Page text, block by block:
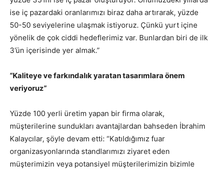
ise iç pazardaki oranlarımızı biraz daha artırarak, yüzde
50-50 seviyelerine ulaşmak istiyoruz. Çünkü yurt içine
yönelik de çok ciddi hedeflerimiz var. Bunlardan biri de ilk
3’ün içerisinde yer almak.”
“Kaliteye ve farkındalık yaratan tasarımlara önem
veriyoruz”
Yüzde 100 yerli üretim yapan bir firma olarak,
müşterilerine sundukları avantajlardan bahseden İbrahim
Kalaycılar, şöyle devam etti: “Katıldığımız fuar
organizasyonlarında standlarımızı ziyaret eden
müşterimizin veya potansiyel müşterilerimizin bizimle